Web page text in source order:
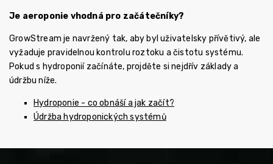
Je aeroponie vhodná pro začátečníky?
GrowStream je navržený tak, aby byl uživatelsky přívětivý, ale
vyžaduje pravidelnou kontrolu roztoku a čistotu systému.
Pokud s hydroponií začínáte, projděte si nejdřív základy a
údržbu níže.
Hydroponie - co obnáší a jak začít?
Údržba hydroponických systémů